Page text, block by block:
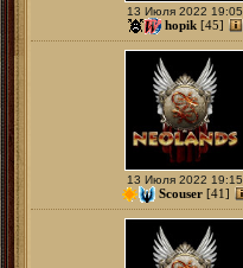
13 Июля 2022 19:05
hopik [45]
13 Июля 2022 19:15
Scouser [41]